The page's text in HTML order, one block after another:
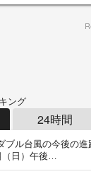
ング
24時間
ブル台風の今後の
（日）午後…